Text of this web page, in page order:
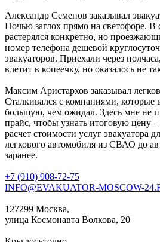
Александр Семенов заказывал
Ночью заглох прямо на светофоре. В
растерялся конкретно, но
номер телефона дешевой
эвакуаторов. Приехали через
влетит в копеечку, но оказалось не
Максим Аристархов заказывал
Сталкивался с компаниями, которые
большую, чем ожидал. Здесь мне не
прайс, чтобы узнать итоговую цену
расчет стоимости услуг эвакуатора
легкового автомобиля из СВАО до
заранее.
+7 (910) 908-72-75
INFO@EVAKUATOR-MOSCOW-
127299 Москва,
улица Космонавта Волкова, 20